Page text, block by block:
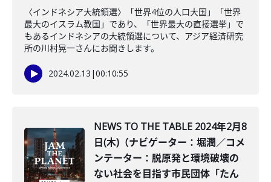
〈インドネシア大統領選〉「世界4位の人口大国」「世界
最大のイスラム教国」であり、「世界最大の直接選挙」で
もあるインドネシアの大統領選について、アジア経済研究
所の川村晃一さんにお聞きします。
2024.02.13 |00:10:55
NEWS TO THE TABLE 2024年2月8
日(木)（ナビゲーター：堀潤／コメ
ンテーター：脱原発と環境破壊の
ない社会を目指す市民団体「たん